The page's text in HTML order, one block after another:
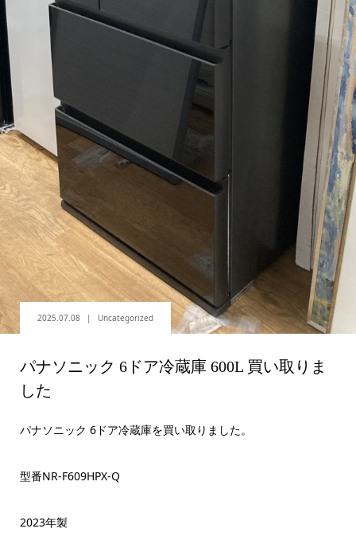
2025.07.08 Uncategorized
パナソニック 6ドア冷蔵庫 600L 買い取りま
した
パナソニック 6ドア冷蔵庫を買い取りました。
型番NR-F609HPX-Q
2023年製